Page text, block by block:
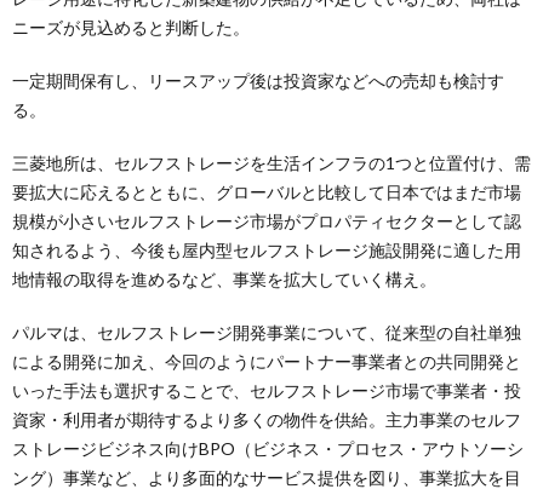
ニーズが見込めると判断した。
一定期間保有し、リースアップ後は投資家などへの売却も検討す
る。
三菱地所は、セルフストレージを生活インフラの1つと位置付け、需
要拡大に応えるとともに、グローバルと比較して日本ではまだ市場
規模が小さいセルフストレージ市場がプロパティセクターとして認
知されるよう、今後も屋内型セルフストレージ施設開発に適した用
地情報の取得を進めるなど、事業を拡大していく構え。
パルマは、セルフストレージ開発事業について、従来型の自社単独
による開発に加え、今回のようにパートナー事業者との共同開発と
いった手法も選択することで、セルフストレージ市場で事業者・投
資家・利用者が期待するより多くの物件を供給。主力事業のセルフ
ストレージビジネス向けBPO（ビジネス・プロセス・アウトソーシ
ング）事業など、より多面的なサービス提供を図り、事業拡大を目